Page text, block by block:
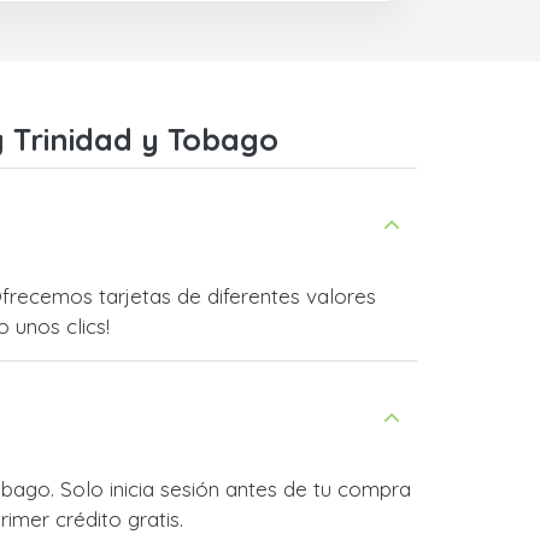
y Tobago
tarjetas de diferentes valores
unos clics!
Solo inicia sesión antes de tu compra
crédito gratis.